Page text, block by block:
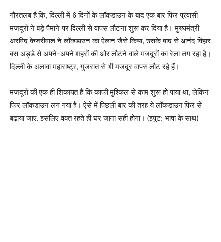
गौरतलब है कि, दिल्ली में 6 दिनों के लॉकडाउन के बाद एक बार फिर प्रवासी
मजदूरों ने बड़े पैमाने पर दिल्ली से वापस लौटना शुरू कर दिया है। मुख्यमंत्री
अरविंद केजरीवाल ने लॉकडाउन का ऐलान जैसे किया, उसके बाद से आनंद विहार
बस अड्डे से अपने-अपने शहरों की ओर लौटने वाले मजदूरों का रेला लग रहा है।
दिल्ली के अलावा महाराष्ट्र, गुजरात से भी मजदूर वापस लौट रहे हैं।
मजदूरों की एक ही शिकायत है कि काफी मुश्किल से काम शुरू हो पाया था, लेकिन
फिर लॉकडाउन लग गया है। ऐसे में पिछली बार की तरह ये लॉकडाउन फिर से
बढ़ाया जाए, इसलिए वक्त रहते ही घर जाना सही होगा। (इंपुट: भाषा के साथ)